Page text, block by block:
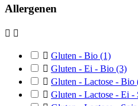
Allergenen
 
 Gluten - Bio (1)
 Gluten - Ei - Bio (3)
 Gluten - Lactose - Bio
 Gluten - Lactose - Ei -